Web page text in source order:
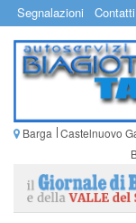
Segnalazioni Contatti
Barga Castelnuovo